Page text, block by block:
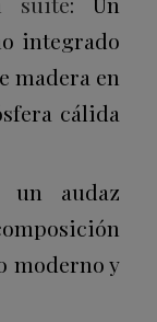
integrado
madera en
cálida
un audaz
moderno y